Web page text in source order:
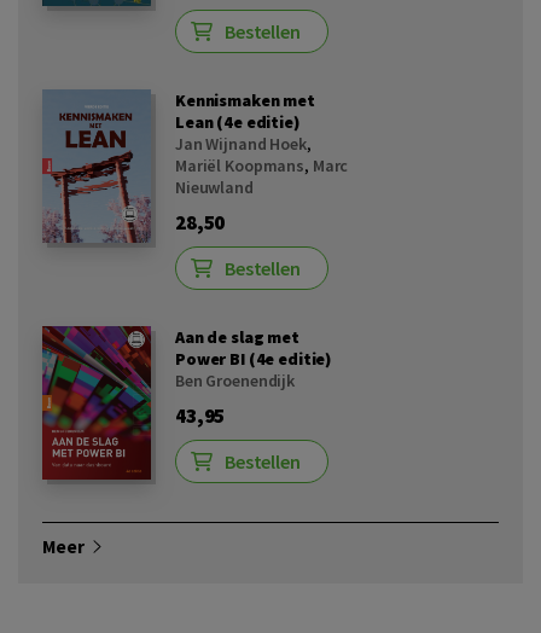
Bestellen
Kennismaken met
Lean (4e editie)
Jan Wijnand Hoek,
Mariël Koopmans, Marc
Nieuwland
28,50
Bestellen
Aan de slag met
Power BI (4e editie)
Ben Groenendijk
43,95
Bestellen
Meer